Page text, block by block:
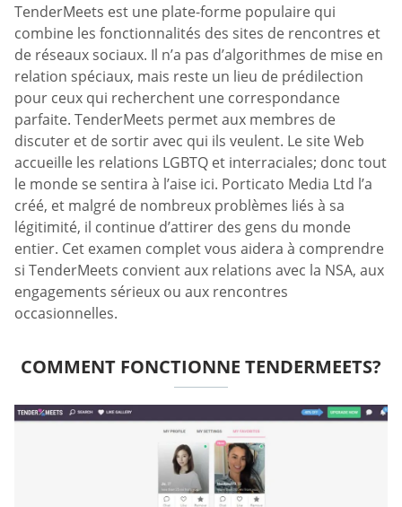
TenderMeets est une plate-forme populaire qui
combine les fonctionnalités des sites de rencontres et
de réseaux sociaux. Il n’a pas d’algorithmes de mise en
relation spéciaux, mais reste un lieu de prédilection
pour ceux qui recherchent une correspondance
parfaite. TenderMeets permet aux membres de
discuter et de sortir avec qui ils veulent. Le site Web
accueille les relations LGBTQ et interraciales; donc tout
le monde se sentira à l’aise ici. Porticato Media Ltd l’a
créé, et malgré de nombreux problèmes liés à sa
légitimité, il continue d’attirer des gens du monde
entier. Cet examen complet vous aidera à comprendre
si TenderMeets convient aux relations avec la NSA, aux
engagements sérieux ou aux rencontres
occasionnelles.
COMMENT FONCTIONNE TENDERMEETS?